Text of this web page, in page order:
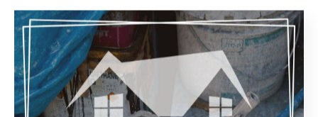
--
業務日記
< 前のページ 一覧に戻る 次のページ >